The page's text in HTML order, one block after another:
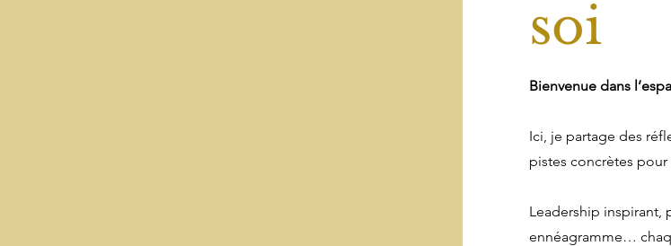
soi
Bienvenue dans
Ici, je partage des
pistes concrètes
Leadership inspirant,
ennéagramme…